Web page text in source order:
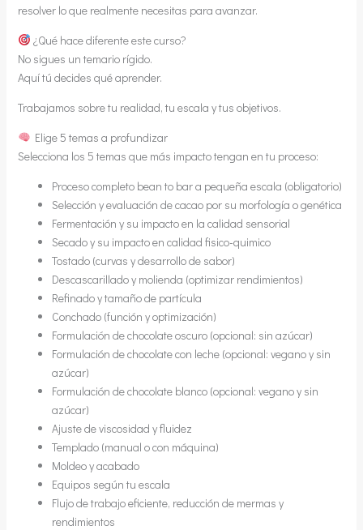
resolver lo que realmente necesitas para avanzar.
¿Qué hace diferente este curso?
No sigues un temario rígido.
Aquí tú decides qué aprender.
Trabajamos sobre tu realidad, tu escala y tus objetivos.
Elige 5 temas a profundizar
Selecciona los 5 temas que más impacto tengan en tu proceso:
Proceso completo bean to bar a pequeña escala (obligatorio)
Selección y evaluación de cacao por su morfología o genética
Fermentación y su impacto en la calidad sensorial
Secado y su impacto en calidad fisico-quimico
Tostado (curvas y desarrollo de sabor)
Descascarillado y molienda (optimizar rendimientos)
Refinado y tamaño de partícula
Conchado (función y optimización)
Formulación de chocolate oscuro (opcional: sin azúcar)
Formulación de chocolate con leche (opcional: vegano y sin
azúcar)
Formulación de chocolate blanco (opcional: vegano y sin
azúcar)
Ajuste de viscosidad y fluidez
Templado (manual o con máquina)
Moldeo y acabado
Equipos según tu escala
Flujo de trabajo eficiente, reducción de mermas y
rendimientos